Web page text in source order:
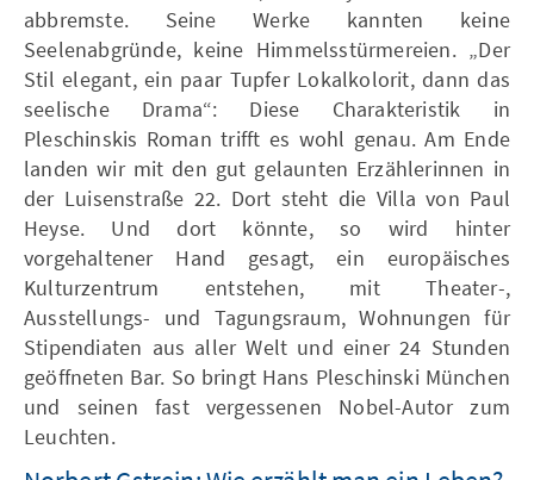
abbremste. Seine Werke kannten keine
Seelenabgründe, keine Himmelsstürmereien. „Der
Stil elegant, ein paar Tupfer Lokalkolorit, dann das
seelische Drama“: Diese Charakteristik in
Pleschinskis Roman trifft es wohl genau. Am Ende
landen wir mit den gut gelaunten Erzählerinnen in
der Luisenstraße 22. Dort steht die Villa von Paul
Heyse. Und dort könnte, so wird hinter
vorgehaltener Hand gesagt, ein europäisches
Kulturzentrum entstehen, mit Theater-,
Ausstellungs- und Tagungsraum, Wohnungen für
Stipendiaten aus aller Welt und einer 24 Stunden
geöffneten Bar. So bringt Hans Pleschinski München
und seinen fast vergessenen Nobel-Autor zum
Leuchten.